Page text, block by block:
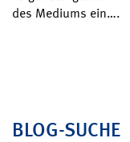
des Mediums ein….
BLOG-SUCHE